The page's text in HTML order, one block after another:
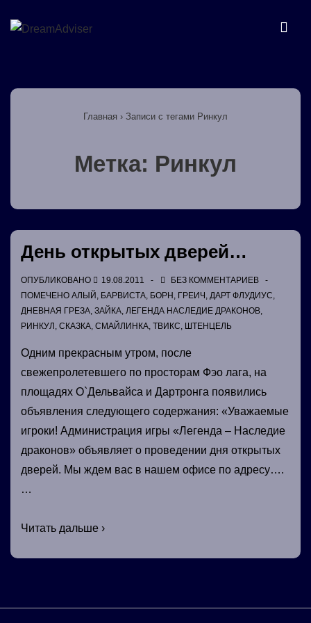
Перейти
содержимому
навигация
Главная › Записи с тегами Ринкул
Метка: Ринкул
День открытых дверей…
ОПУБЛИКОВАНО 19.08.2011
БЕЗ КОММЕНТАРИЕВ
ПОМЕЧЕНО АЛЫЙ , БАРВИСТА, БОРН , ГРЕИЧ , ДАРТ ФЛУДИУС,
ДНЕВНАЯ ГРЕЗА, ЗАЙКА, ЛЕГЕНДА НАСЛЕДИЕ ДРАКОНОВ,
РИНКУЛ , СКАЗКА, СМАЙЛИНКА, ТВИКС, ШТЕНЦЕЛЬ
Одним прекрасным утром, после
свежепролетевшего по просторам Фэо лага, на
площадях О`Дельвайса и Дартронга появились
объявления следующего содержания: «Уважаемые
игроки! Администрация игры «Легенда – Наследие
драконов» объявляет о проведении дня открытых
дверей. Мы ждем вас в нашем офисе по адресу….
…
День
Читать дальше ›